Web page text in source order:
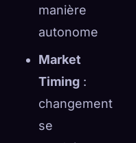
manière
autonome
Market
Timing :
changement
se